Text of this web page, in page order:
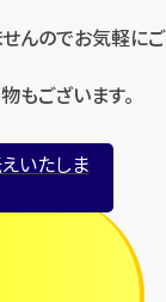
んのでお気軽にご
もございます。
いたしま